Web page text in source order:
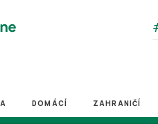
DOMÁCÍ ZAHRANIČÍ